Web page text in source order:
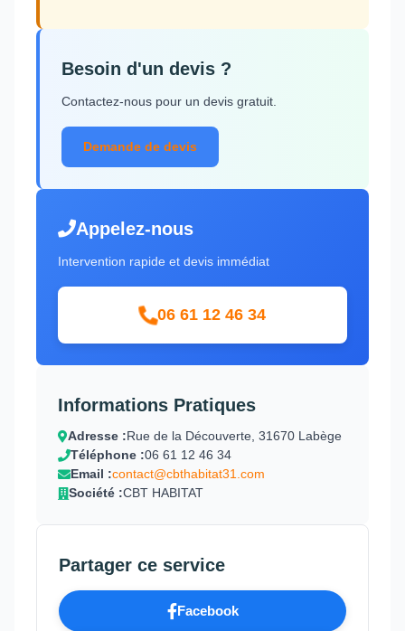
Besoin d'un devis ?
Contactez-nous pour un devis gratuit.
Demande de devis
Appelez-nous
Intervention rapide et devis immédiat
06 61 12 46 34
Informations Pratiques
Adresse :Rue de la Découverte, 31670 Labège
Téléphone :06 61 12 46 34
Email :contact@cbthabitat31.com
Société :CBT HABITAT
Partager ce service
Facebook